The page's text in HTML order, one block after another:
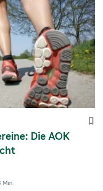
Die AOK
Min